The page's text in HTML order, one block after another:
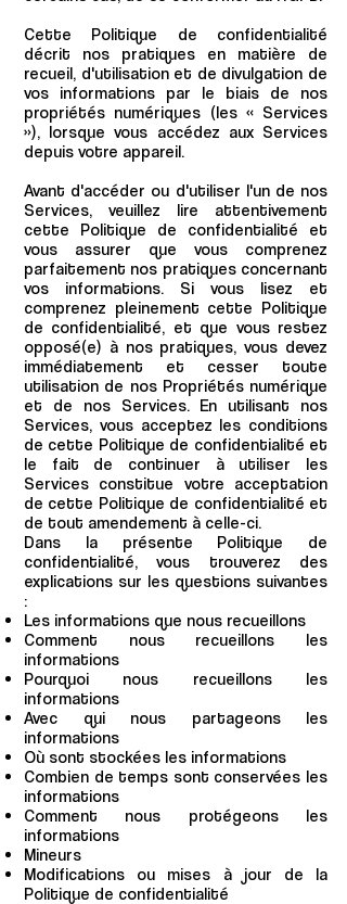
Cette Politique de confidentialité
décrit nos pratiques en matière de
recueil, d'utilisation et de divulgation de
vos informations par le biais de nos
propriétés numériques (les « Services
»), lorsque vous accédez aux Services
depuis votre appareil.
Avant d'accéder ou d'utiliser l'un de nos
Services, veuillez lire attentivement
cette Politique de confidentialité et
vous assurer que vous comprenez
parfaitement nos pratiques concernant
vos informations. Si vous lisez et
comprenez pleinement cette Politique
de confidentialité, et que vous restez
opposé(e) à nos pratiques, vous devez
immédiatement et cesser toute
utilisation de nos Propriétés numérique
et de nos Services. En utilisant nos
Services, vous acceptez les conditions
de cette Politique de confidentialité et
le fait de continuer à utiliser les
Services constitue votre acceptation
de cette Politique de confidentialité et
de tout amendement à celle-ci.
Dans la présente Politique de
confidentialité, vous trouverez des
explications sur les questions suivantes
:
Les informations que nous recueillons
Comment nous recueillons les
informations
Pourquoi nous recueillons les
informations
Avec qui nous partageons les
informations
Où sont stockées les informations
Combien de temps sont conservées les
informations
Comment nous protégeons les
informations
Mineurs
Modifications ou mises à jour de la
Politique de confidentialité